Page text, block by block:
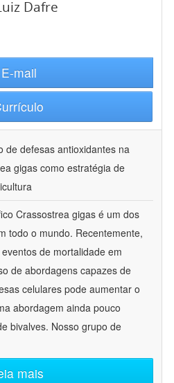
Dafre
E-mail
de defesas antioxidantes na
gigas como estratégia de
Crassostrea gigas é um dos
todo o mundo. Recentemente,
de mortalidade em
de abordagens capazes de
celulares pode aumentar o
abordagem ainda pouco
bivalves. Nosso grupo de
mais